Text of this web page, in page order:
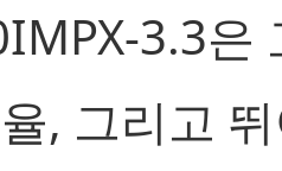
3.3은
, 그리고